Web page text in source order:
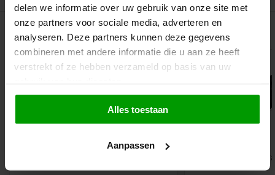
delen we informatie over uw gebruik van onze site met
onze partners voor sociale media, adverteren en
analyseren. Deze partners kunnen deze gegevens
combineren met andere informatie die u aan ze heeft
verstrekt of ze hebben verzameld op basis van uw
Alles toestaan
Aanpassen
Gerelateerde producten
Zoete Muntjes